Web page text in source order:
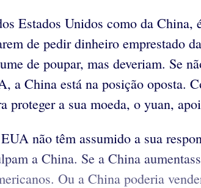
Estados Unidos como da
de pedir dinheiro emprestado
de poupar, mas deveriam. Se
a China está na posição oposta.
proteger a sua moeda, o yuan,
não têm assumido a sua
a China. Se a China
Ou a China poderia